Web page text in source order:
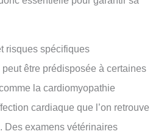
risques spécifiques
être prédisposée à certaines
la cardiomyopathie
cardiaque que l’on retrouve
Des examens vétérinaires